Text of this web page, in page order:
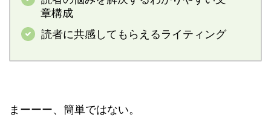
章構成
読者に共感してもらえるライティング
まーーー、簡単ではない。